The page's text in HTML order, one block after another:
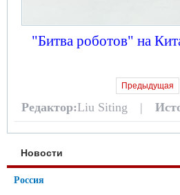
"Битва роботов" на
Предыдущая
Редактор:Liu Siting |
Новости
Россия